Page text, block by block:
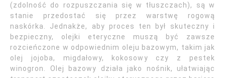
(zdolność do rozpuszczania się w tłuszczach), są w
stanie przedostać się przez warstwę rogową
naskórka. Jednakże, aby proces ten był skuteczny i
bezpieczny, olejki eteryczne muszą być zawsze
rozcieńczone w odpowiednim oleju bazowym, takim jak
olej jojoba, migdałowy, kokosowy czy z pestek
winogron. Olej bazowy działa jako nośnik, ułatwiając